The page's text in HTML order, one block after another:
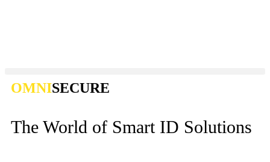
OMNISECURE
The World of Smart ID Solutions